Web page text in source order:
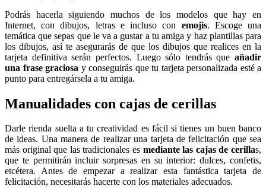
Podrás hacerla siguiendo muchos de los modelos que hay en
Internet, con dibujos, letras e incluso con emojis. Escoge una
temática que sepas que le va a gustar a tu amiga y haz plantillas para
los dibujos, así te asegurarás de que los dibujos que realices en la
tarjeta definitiva serán perfectos. Luego sólo tendrás que añadir
una frase graciosa y conseguirás que tu tarjeta personalizada esté a
punto para entregársela a tu amiga.
Manualidades con cajas de cerillas
Darle rienda suelta a tu creatividad es fácil si tienes un buen banco
de ideas. Una manera de realizar una tarjeta de felicitación que sea
más original que las tradicionales es mediante las cajas de cerillas,
que te permitirán incluir sorpresas en su interior: dulces, confetis,
etcétera. Antes de empezar a realizar esta fantástica tarjeta de
felicitación, necesitarás hacerte con los materiales adecuados.